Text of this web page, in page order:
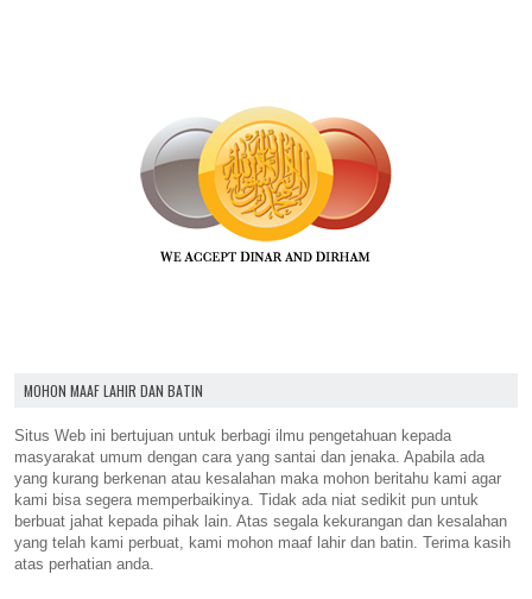
MOHON MAAF LAHIR DAN BATIN
Situs Web ini bertujuan untuk berbagi ilmu pengetahuan kepada
masyarakat umum dengan cara yang santai dan jenaka. Apabila ada
yang kurang berkenan atau kesalahan maka mohon beritahu kami agar
kami bisa segera memperbaikinya. Tidak ada niat sedikit pun untuk
berbuat jahat kepada pihak lain. Atas segala kekurangan dan kesalahan
yang telah kami perbuat, kami mohon maaf lahir dan batin. Terima kasih
atas perhatian anda.